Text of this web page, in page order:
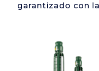
garantizado con